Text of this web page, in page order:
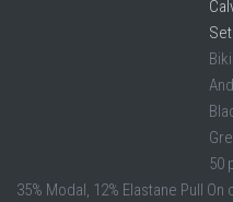
Set
50
35% Modal, 12% Elastane Pull